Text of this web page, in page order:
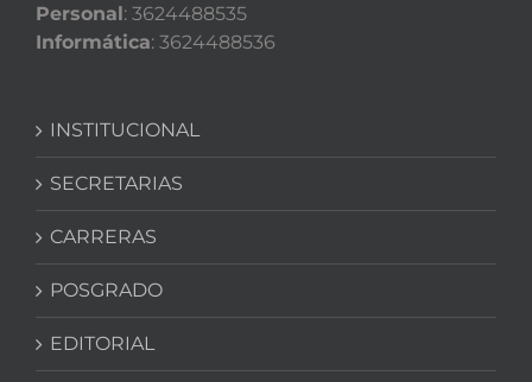
Personal: 3624488535
Informática: 3624488536
INSTITUCIONAL
SECRETARIAS
CARRERAS
POSGRADO
EDITORIAL